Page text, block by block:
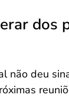
dos
não deu